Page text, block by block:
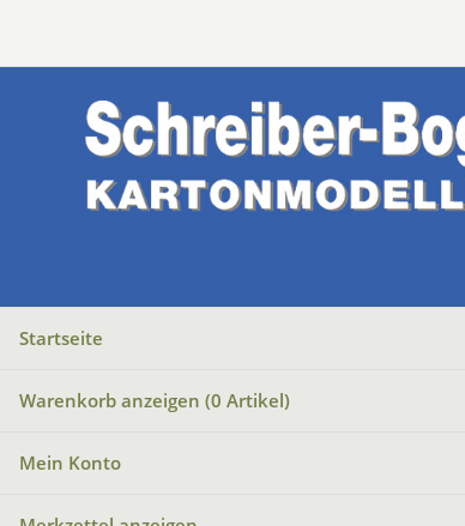
Startseite
Warenkorb anzeigen (0 Artikel)
Mein Konto